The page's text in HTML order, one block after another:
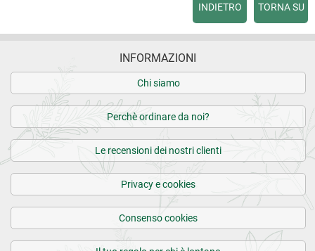
TORNA SU
INDIETRO
INFORMAZIONI
Chi siamo
Perchè ordinare da noi?
Le recensioni dei nostri clienti
Privacy e cookies
Consenso cookies